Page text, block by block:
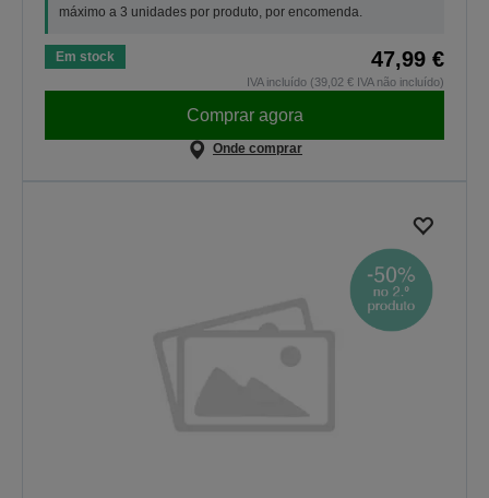
máximo a 3 unidades por produto, por encomenda.
Em stock 47,99 €
IVA incluído (39,02 € IVA não incluído)
Comprar agora
Onde comprar